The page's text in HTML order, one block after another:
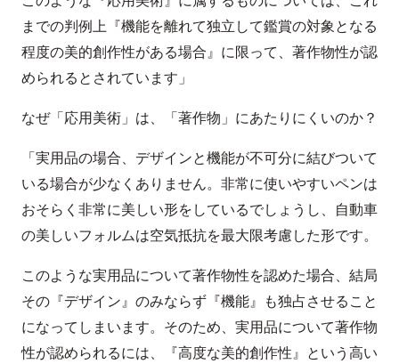
までの判例上『機能を離れて独立して鑑賞の対象となる
程度の美的創作性がある場合』に限って、著作物性が認
められるとされています」
なぜ「応用美術」は、「著作物」にあたりにくいのか？
「実用品の場合、デザインと機能が不可分に結びついて
いる場合が少なくありません。非常に使いやすいペンは
おそらく非常に美しい形をしているでしょうし、自動車
の美しいフォルムは空気抵抗を最大限考慮した形です。
このような実用品について著作物性を認めた場合、結局
その『デザイン』のみならず『機能』も独占させること
になってしまいます。そのため、実用品について著作物
性が認められるには、『高度な美的創作性』という高い